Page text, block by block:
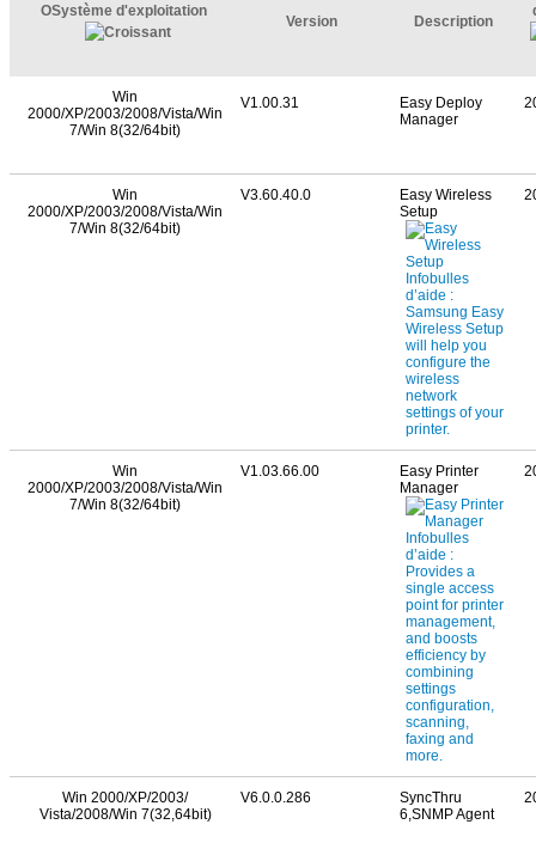
OSystème d'exploitation
Version Description
Win
2000/XP/2003/2008/Vista/Win
7/Win 8(32/64bit)
V1.00.31
Easy Deploy
Manager
Win
2000/XP/2003/2008/Vista/Win
7/Win 8(32/64bit)
V3.60.40.0
Easy Wireless
Setup
Win
2000/XP/2003/2008/Vista/Win
7/Win 8(32/64bit)
V1.03.66.00
Easy Printer
Manager
Win 2000/XP/2003/
Vista/2008/Win 7(32,64bit)
V6.0.0.286
SyncThru
6,SNMP Agent